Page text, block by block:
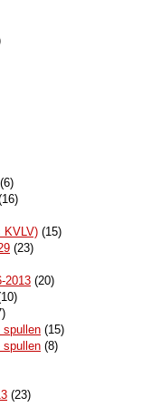
(6)
KVLV) (15)
(23)
2013 (20)
spullen (15)
spullen (8)
(23)